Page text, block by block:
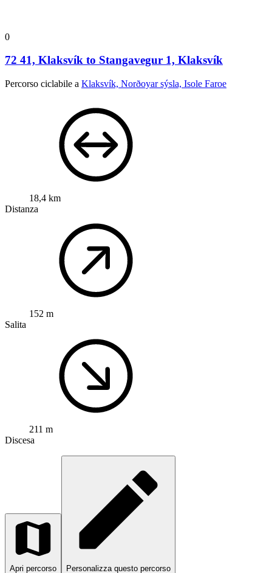
0
72 41, Klaksvík to Stangavegur 1, Klaksvík
Percorso ciclabile a Klaksvík, Norðoyar sýsla, Isole Faroe
18,4 km
Distanza
152 m
Salita
211 m
Discesa
Apri percorso Personalizza questo percorso